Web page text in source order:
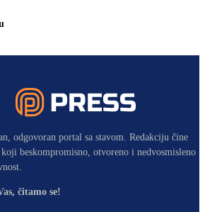
odgovoran portal sa stavom. Redakciju čine
beskompromisno, otvoreno i nedvosmisleno
čitamo se!